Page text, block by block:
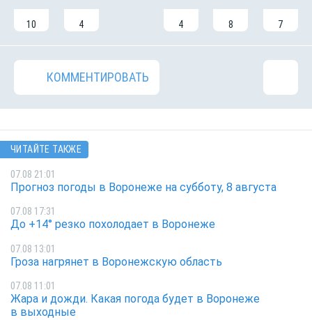
10 4 4 8 7
КОММЕНТИРОВАТЬ
ЧИТАЙТЕ ТАКЖЕ
07.08 21:01
Прогноз погоды в Воронеже на субботу, 8 августа
07.08 17:31
До +14° резко похолодает в Воронеже
07.08 13:01
Гроза нагрянет в Воронежскую область
07.08 11:01
Жара и дожди. Какая погода будет в Воронеже
в выходные